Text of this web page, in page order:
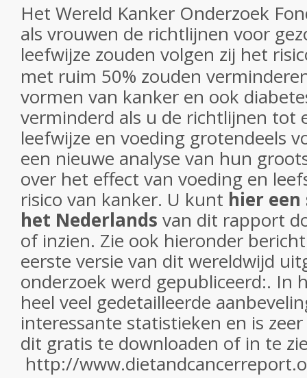
Het Wereld Kanker Onderzoek
als vrouwen de richtlijnen voor
leefwijze zouden volgen zij het
met ruim 50% zouden
vormen van kanker en ook
verminderd als u de richtlijnen tot
leefwijze en voeding grotendeels
een nieuwe analyse van hun
over het effect van voeding en
risico van kanker. U kunt hier
het Nederlands van dit rapport
of inzien. Zie ook hieronder
eerste versie van dit wereldwijd
onderzoek werd gepubliceerd:. In
heel veel gedetailleerde
interessante statistieken en is
dit gratis te downloaden of in te
http://